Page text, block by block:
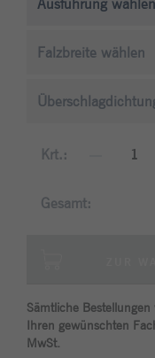
Krt.:
Gesamt:
Sämtliche
Ihren gewünschten
MwSt.
Anbieter Typo3
Zweck